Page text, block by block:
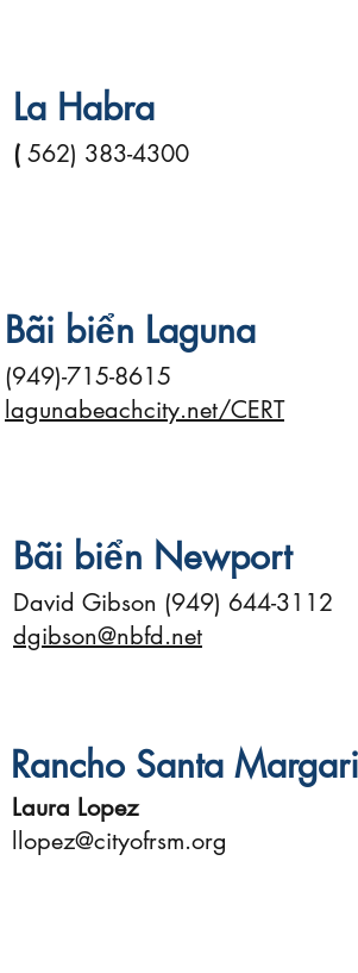
La Habra
( 562) 383-4300
Bãi biển Laguna
(949)-715-8615
lagunabeachcity.net/CERT
Bãi biển Newport
David Gibson (949) 644-3112
dgibson@nbfd.net
Rancho Santa
Laura Lopez
llopez@cityofrsm.org